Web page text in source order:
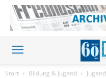
Start Bildung & Jugend Jugend